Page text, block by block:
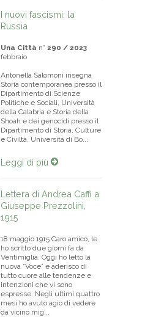
I nuovi fascismi: la
Russia
Una Città n° 290 / 2023
febbraio
Antonella Salomoni insegna
Storia contemporanea presso il
Dipartimento di Scienze
Politiche e Sociali, Università
della Calabria e Storia della
Shoah e dei genocidi presso il
Dipartimento di Storia, Culture
e Civiltà, Università di Bo...
Leggi di più
Lettera di Andrea Caffi a
Giuseppe Prezzolini,
1915
18 maggio 1915 Caro amico, le
ho scritto due giorni fa da
Ventimiglia. Oggi ho letto la
nuova “Voce” e aderisco di
tutto cuore alle tendenze e
intenzioni che vi sono
espresse. Negli ultimi quattro
mesi ho avuto agio di vedere
da vicino mig...